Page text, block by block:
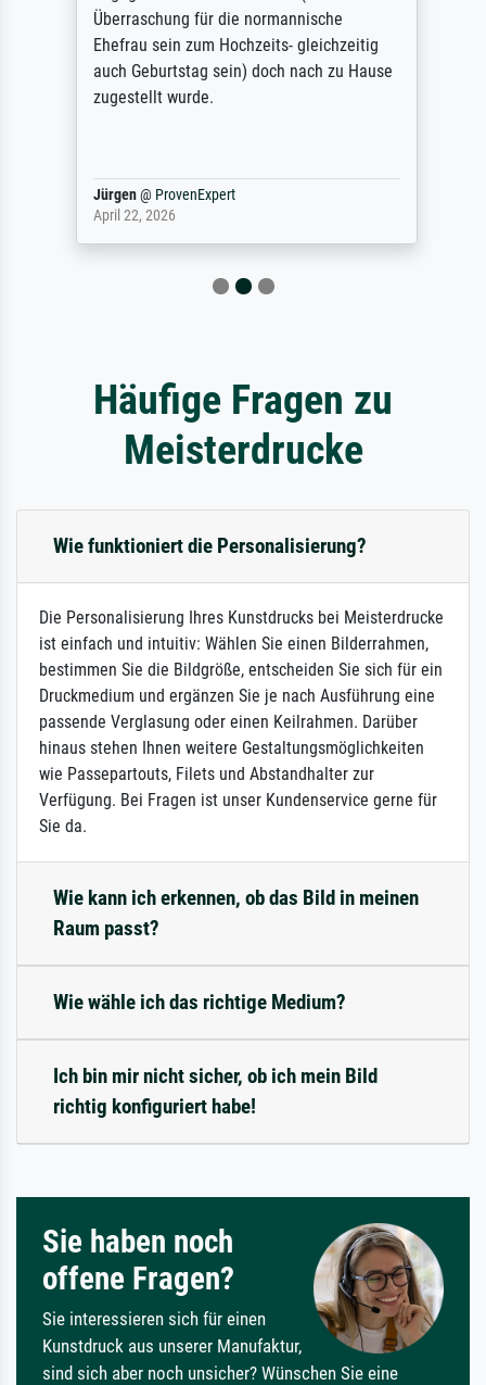
Überraschung für die normannische
Ehefrau sein zum Hochzeits- gleichzeitig
auch Geburtstag sein) doch nach zu Hause
zugestellt wurde.
Jürgen@ ProvenExpert
April 22, 2026
Häufige Fragen zu
Meisterdrucke
Wie funktioniert die Personalisierung?
Die Personalisierung Ihres Kunstdrucks bei Meisterdrucke
ist einfach und intuitiv: Wählen Sie einen Bilderrahmen,
bestimmen Sie die Bildgröße, entscheiden Sie sich für ein
Druckmedium und ergänzen Sie je nach Ausführung eine
passende Verglasung oder einen Keilrahmen. Darüber
hinaus stehen Ihnen weitere Gestaltungsmöglichkeiten
wie Passepartouts, Filets und Abstandhalter zur
Verfügung. Bei Fragen ist unser Kundenservice gerne für
Sie da.
Wie kann ich erkennen, ob das Bild in meinen
Raum passt?
Wie wähle ich das richtige Medium?
Ich bin mir nicht sicher, ob ich mein Bild
richtig konfiguriert habe!
Sie haben noch
offene Fragen?
Sie interessieren sich für einen
Kunstdruck aus unserer Manufaktur,
sind sich aber noch unsicher? Wünschen Sie eine